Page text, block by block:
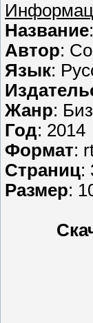
Название
Автор:
Язык:
Жанр:
Год: 2014
Формат:
Страниц:
Размер: